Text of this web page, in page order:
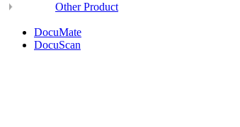
Other Product
DocuMate
DocuScan